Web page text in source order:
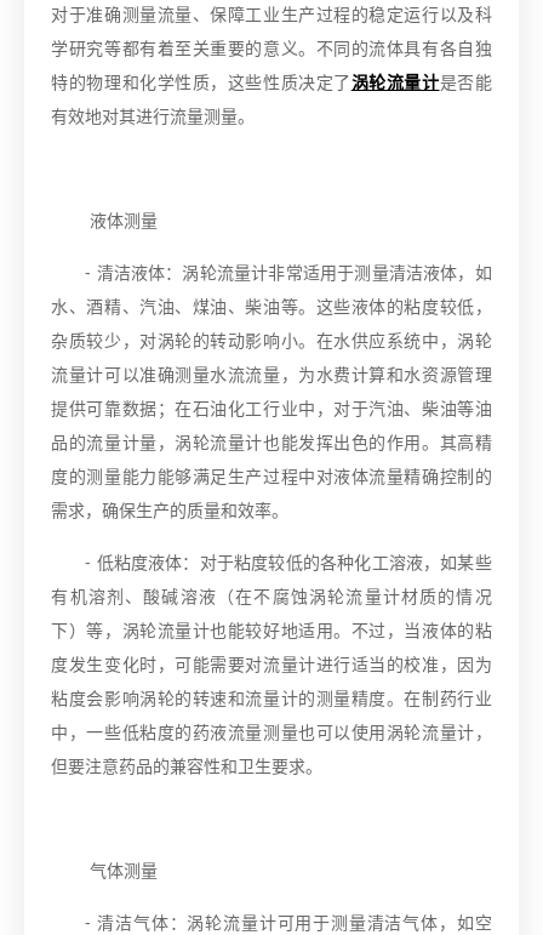
对于准确测量流量、保障工业生产过程的稳定运行以及科
学研究等都有着至关重要的意义。不同的流体具有各自独
特的物理和化学性质，这些性质决定了涡轮流量计是否能
有效地对其进行流量测量。
液体测量
- 清洁液体：涡轮流量计非常适用于测量清洁液体，如
水、酒精、汽油、煤油、柴油等。这些液体的粘度较低，
杂质较少，对涡轮的转动影响小。在水供应系统中，涡轮
流量计可以准确测量水流流量，为水费计算和水资源管理
提供可靠数据；在石油化工行业中，对于汽油、柴油等油
品的流量计量，涡轮流量计也能发挥出色的作用。其高精
度的测量能力能够满足生产过程中对液体流量精确控制的
需求，确保生产的质量和效率。
- 低粘度液体：对于粘度较低的各种化工溶液，如某些
有机溶剂、酸碱溶液（在不腐蚀涡轮流量计材质的情况
下）等，涡轮流量计也能较好地适用。不过，当液体的粘
度发生变化时，可能需要对流量计进行适当的校准，因为
粘度会影响涡轮的转速和流量计的测量精度。在制药行业
中，一些低粘度的药液流量测量也可以使用涡轮流量计，
但要注意药品的兼容性和卫生要求。
气体测量
- 清洁气体：涡轮流量计可用于测量清洁气体，如空